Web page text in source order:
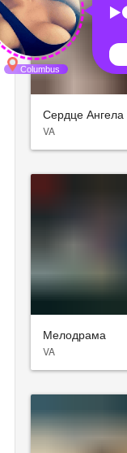
Сердце Ангела
VA
Мелодрама
VA